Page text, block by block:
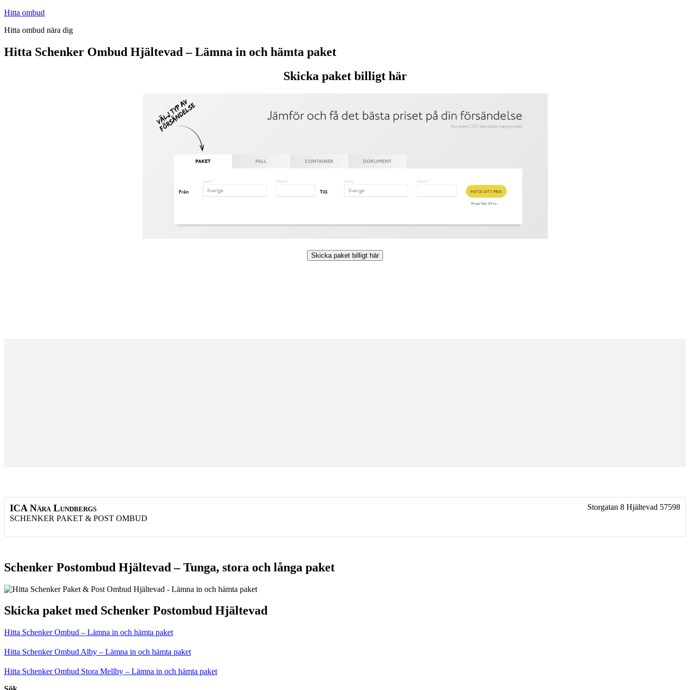
Hoppa
innehåll
Hitta ombud
Hitta ombud nära dig
Hitta Schenker Ombud Hjältevad – Lämna in och hämta paket
Skicka paket billigt här
Skicka paket billigt här
ICA Nära Lundbergs
SCHENKER PAKET & POST OMBUD
Storgatan 8 Hjältevad 57598
Schenker Postombud Hjältevad – Tunga, stora och långa paket
Skicka paket med Schenker Postombud Hjältevad
Hitta Schenker Ombud – Lämna in och hämta paket
Hitta Schenker Ombud Alby – Lämna in och hämta paket
Hitta Schenker Ombud Stora Mellby – Lämna in och hämta paket